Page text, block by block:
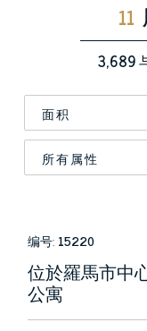
11
3,689
编号: 15220
位於羅馬市中
公寓